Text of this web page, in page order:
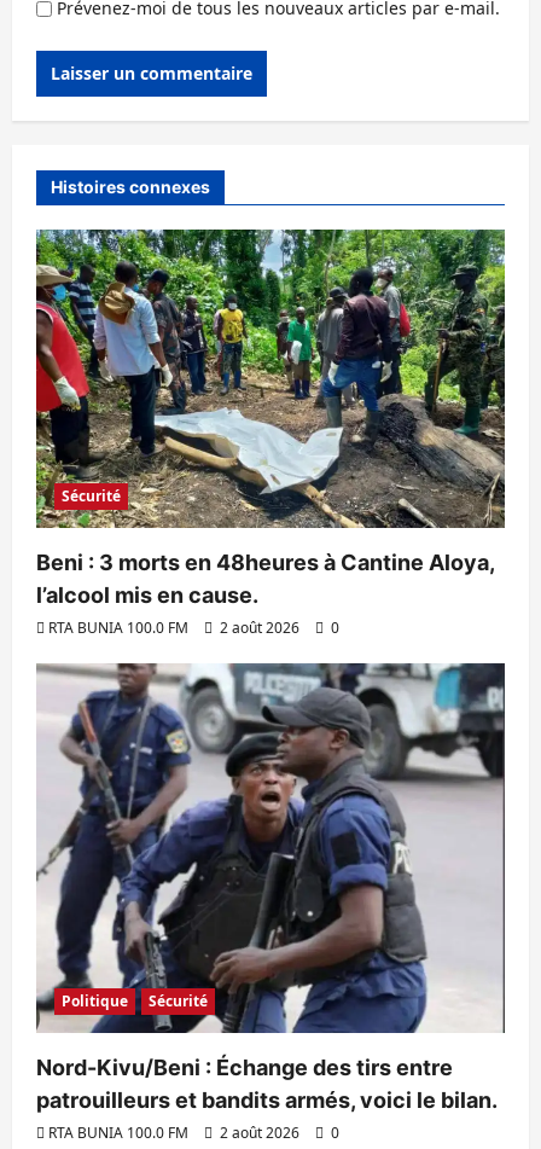
Prévenez-moi de tous les nouveaux articles par e-mail.
Histoires connexes
Sécurité
Beni : 3 morts en 48heures à Cantine Aloya,
l’alcool mis en cause.
RTA BUNIA 100.0 FM 2 août 2026 0
Politique Sécurité
Nord-Kivu/Beni : Échange des tirs entre
patrouilleurs et bandits armés, voici le bilan.
RTA BUNIA 100.0 FM 2 août 2026 0